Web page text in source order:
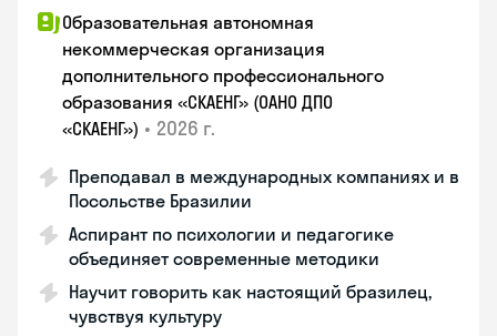
Образовательная автономная
некоммерческая организация
дополнительного профессионального
образования «СКАЕНГ» (ОАНО ДПО
«СКАЕНГ») • 2026 г.
Преподавал в международных компаниях и в
Посольстве Бразилии
Аспирант по психологии и педагогике
объединяет современные методики
Научит говорить как настоящий бразилец,
чувствуя культуру